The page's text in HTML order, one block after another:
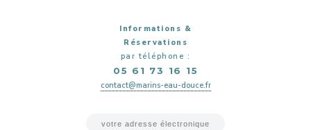
Informations &
Réservations
par téléphone :
05 61 73 16 15
contact@marins-eau-douce.fr